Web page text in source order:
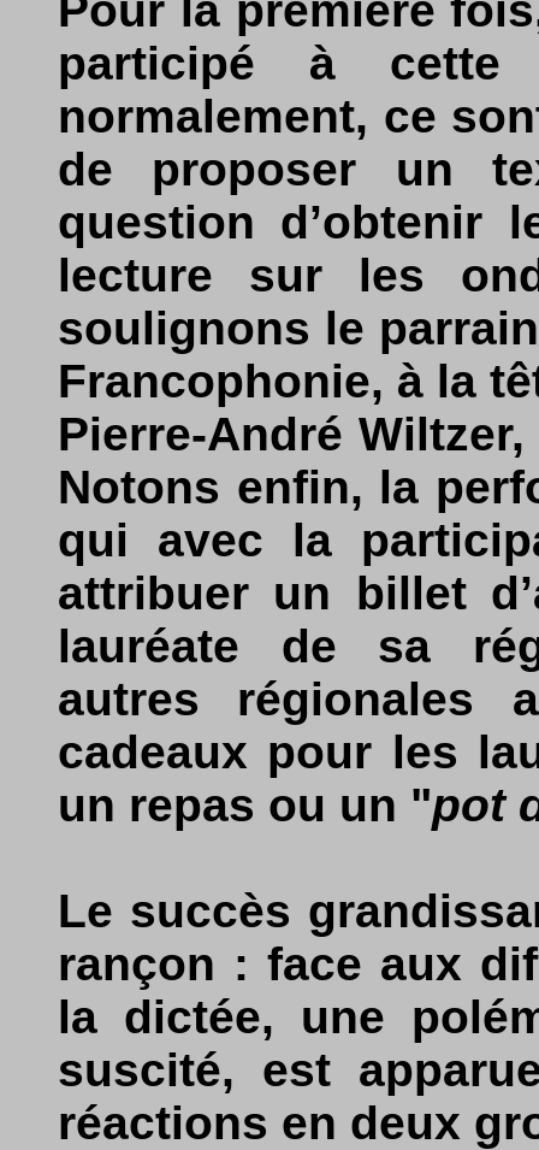
participé à cette
normalement, ce
de proposer un
question d’obtenir
lecture sur les
soulignons le
Francophonie, à la
Pierre-André
Notons enfin, la
qui avec la
attribuer un billet
lauréate de sa
autres régionales
cadeaux pour les
un repas ou un "pot
Le succès
rançon : face aux
la dictée, une
suscité, est
réactions en deux